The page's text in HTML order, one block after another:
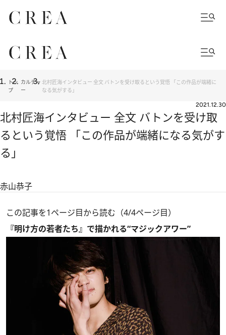
トッ
プ
カルチャ
ー
北村匠海インタビュー 全文 バトンを受け取るという覚悟 「この作品が端緒に
なる気がする」
2021.12.30
北村匠海インタビュー 全文 バトンを受け取
るという覚悟 「この作品が端緒になる気がす
る」
赤山恭子
この記事を1ページ目から読む（4/4ページ目）
『明け方の若者たち』で描かれる“マジックアワー”